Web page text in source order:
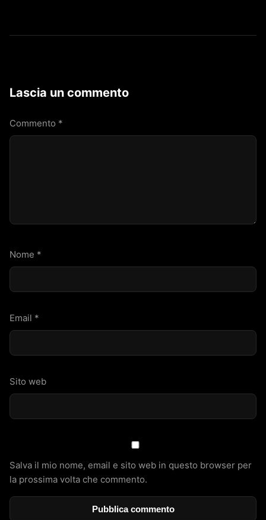
Lascia un commento
Commento *
Nome *
Email *
Sito web
Salva il mio nome, email e sito web in questo browser per
la prossima volta che commento.